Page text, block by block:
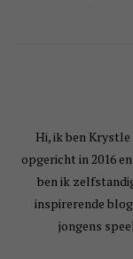
Hi, ik ben
opgericht in 2016
ben ik
inspirerende
jongens